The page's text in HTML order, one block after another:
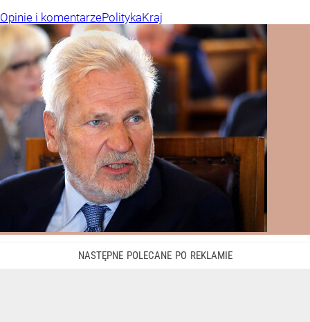
Opinie i komentarzePolitykaKraj